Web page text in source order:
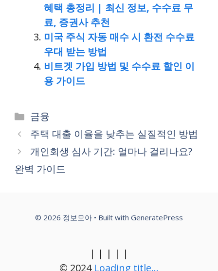
혜택 총정리 | 최신 정보, 수수료 무
료, 증권사 추천
미국 주식 자동 매수 시 환전 수수료
우대 받는 방법
비트겟 가입 방법 및 수수료 할인 이
용 가이드
Categories
금융
주택 대출 이율을 낮추는 실질적인 방법
개인회생 심사 기간: 얼마나 걸리나요?
완벽 가이드
© 2026 정보모아 • Built with GeneratePress
| | | | |
© 2024 Loading title...